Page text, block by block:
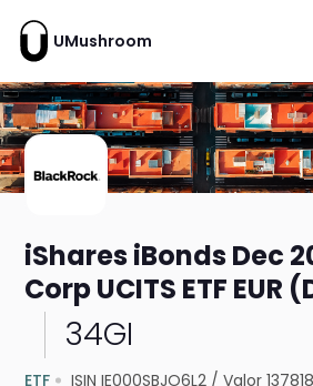
UMushroom
iShares iBonds Dec
Corp UCITS ETF EUR
34GI
ETF ISIN IE000SBJO6L2 /Valor